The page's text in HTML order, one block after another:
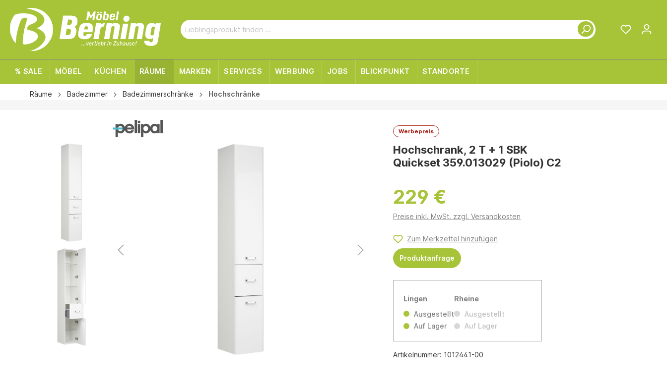
% SALE MÖBEL KÜCHEN RÄUME MARKEN SERVICES WERBUNG JOBS BLICKPUNKT STANDORTE
Räume Badezimmer Badezimmerschränke Hochschränke
Werbepreis
Hochschrank, 2 T + 1 SBK
Quickset 359.013029 (Piolo) C2
229 €
Preise inkl. MwSt. zzgl. Versandkosten
Zum Merkzettel hinzufügen
Produktanfrage
Lingen
Ausgestellt
Auf Lager
Rheine
Ausgestellt
Auf Lager
Artikelnummer: 1012441-00